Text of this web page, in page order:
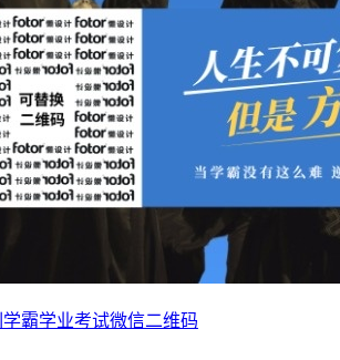
霸学业考试微信二维码